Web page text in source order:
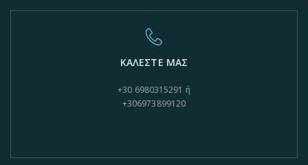
ΚΑΛΕΣΤΕ ΜΑΣ
+30 6980315291 ή
+306973899120